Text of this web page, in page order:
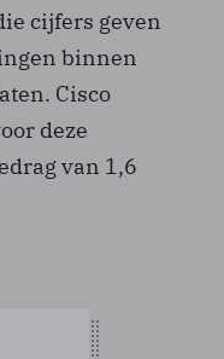
cijfers geven
binnen
Cisco
deze
van 1,6